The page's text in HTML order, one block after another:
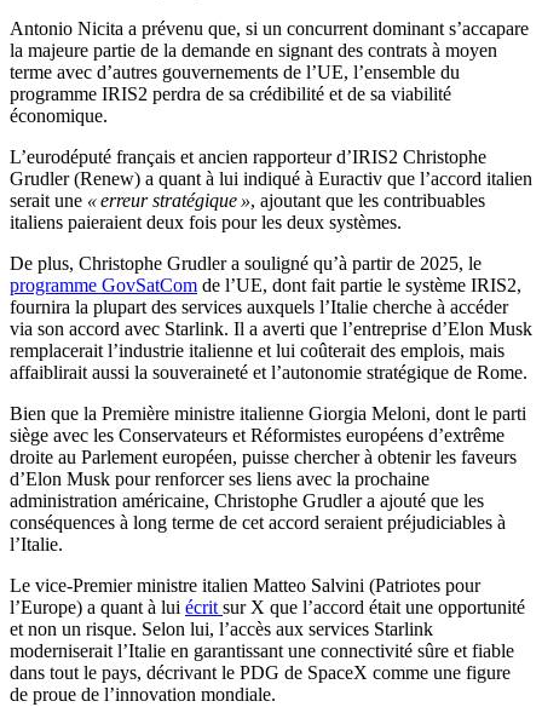
Antonio Nicita a prévenu que, si un concurrent dominant s’accapare
la majeure partie de la demande en signant des contrats à moyen
terme avec d’autres gouvernements de l’UE, l’ensemble du
programme IRIS2 perdra de sa crédibilité et de sa viabilité
économique.
L’eurodéputé français et ancien rapporteur d’IRIS2 Christophe
Grudler (Renew) a quant à lui indiqué à Euractiv que l’accord italien
serait une « erreur stratégique », ajoutant que les contribuables
italiens paieraient deux fois pour les deux systèmes.
De plus, Christophe Grudler a souligné qu’à partir de 2025, le
programme GovSatCom de l’UE, dont fait partie le système IRIS2,
fournira la plupart des services auxquels l’Italie cherche à accéder
via son accord avec Starlink. Il a averti que l’entreprise d’Elon Musk
remplacerait l’industrie italienne et lui coûterait des emplois, mais
affaiblirait aussi la souveraineté et l’autonomie stratégique de Rome.
Bien que la Première ministre italienne Giorgia Meloni, dont le parti
siège avec les Conservateurs et Réformistes européens d’extrême
droite au Parlement européen, puisse chercher à obtenir les faveurs
d’Elon Musk pour renforcer ses liens avec la prochaine
administration américaine, Christophe Grudler a ajouté que les
conséquences à long terme de cet accord seraient préjudiciables à
l’Italie.
Le vice-Premier ministre italien Matteo Salvini (Patriotes pour
l’Europe) a quant à lui écrit sur X que l’accord était une opportunité
et non un risque. Selon lui, l’accès aux services Starlink
moderniserait l’Italie en garantissant une connectivité sûre et fiable
dans tout le pays, décrivant le PDG de SpaceX comme une figure
de proue de l’innovation mondiale.